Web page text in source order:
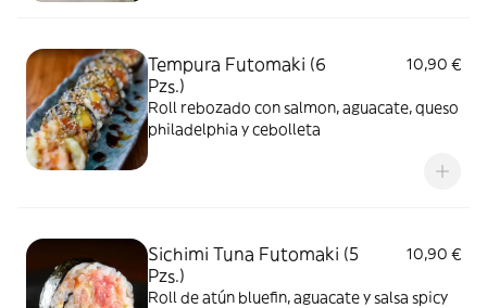
Tempura Futomaki (6
Pzs.)
10,90 €
Roll rebozado con salmon, aguacate, queso
philadelphia y cebolleta
Sichimi Tuna Futomaki (5
Pzs.)
10,90 €
Roll de atún bluefin, aguacate y salsa spicy